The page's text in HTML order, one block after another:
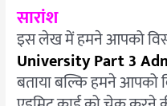
सारांश
इस लेख में हमने आपको
University Part 3
बताया बल्कि हमने आपको